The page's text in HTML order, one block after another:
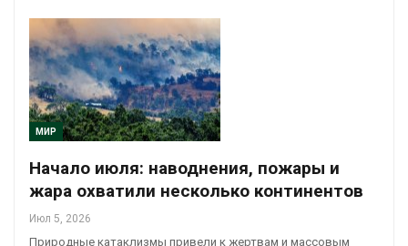
МИР
Начало июля: наводнения, пожары и
жара охватили несколько континентов
Июл 5, 2026
Природные катаклизмы привели к жертвам и массовым